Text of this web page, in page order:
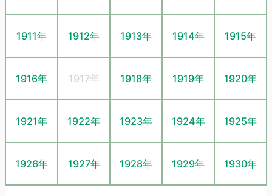
1911年 1912年 1913年 1914年 1915年
1916年 1917年 1918年 1919年 1920年
1921年 1922年 1923年 1924年 1925年
1926年 1927年 1928年 1929年 1930年